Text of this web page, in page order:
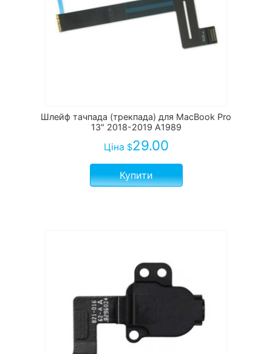
Шлейф тачпада (трекпада) для MacBook Pro
13" 2018-2019 A1989
Ціна $29.00
Купити